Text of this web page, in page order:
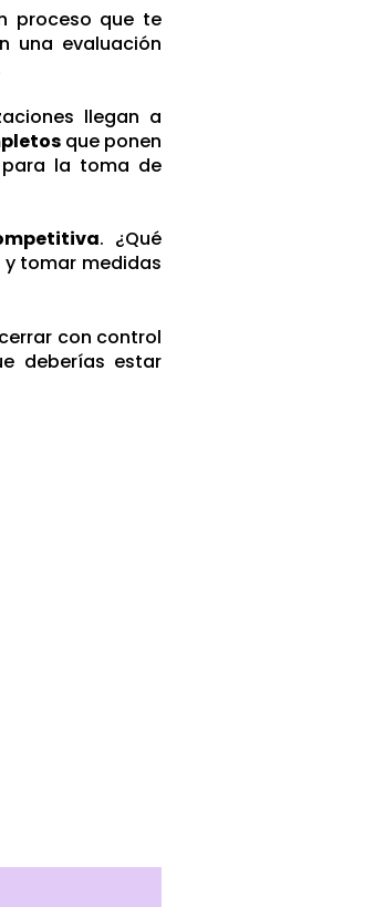
proceso que te
una evaluación
llegan a
que ponen
la toma de
. ¿Qué
tomar medidas
con control
deberías estar